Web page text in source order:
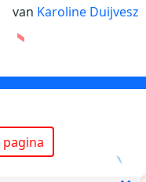
van Karoline Duijvesz
pagina